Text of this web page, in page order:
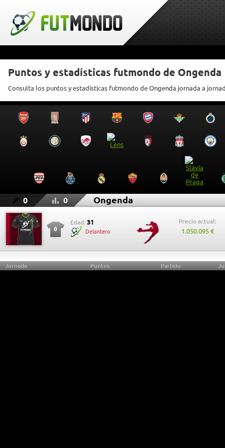
Puntos y estadísticas futmondo de Ongenda
Consulta los puntos y estadísticas futmondo de Ongenda jornada a
0 0 Ongenda
0
Edad: 31
Delantero
Precio actual:
1.050.095 €
Jornada Puntos Partido